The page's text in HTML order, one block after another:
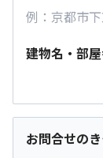
建物名・部
お問合せの